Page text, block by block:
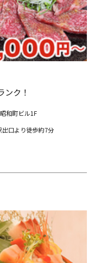
ク！
和町ビル1F
口より徒歩約7分